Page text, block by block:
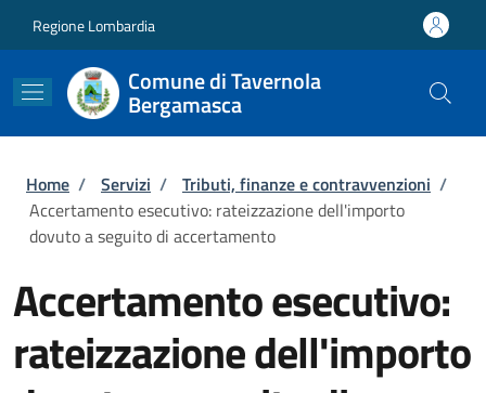
Regione Lombardia
Comune di Tavernola
Bergamasca
Briciole di pane
Home / Servizi / Tributi, finanze e contravvenzioni /
Accertamento esecutivo: rateizzazione dell'importo
dovuto a seguito di accertamento
Accertamento esecutivo:
rateizzazione dell'importo